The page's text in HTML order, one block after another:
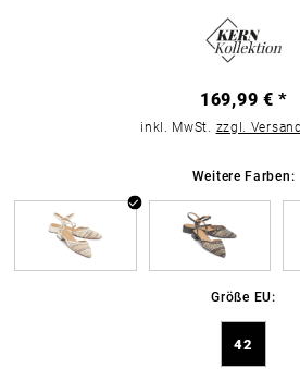
169,99 € *
inkl. MwSt. zzgl.
Weitere Farben:
Größe EU:
42